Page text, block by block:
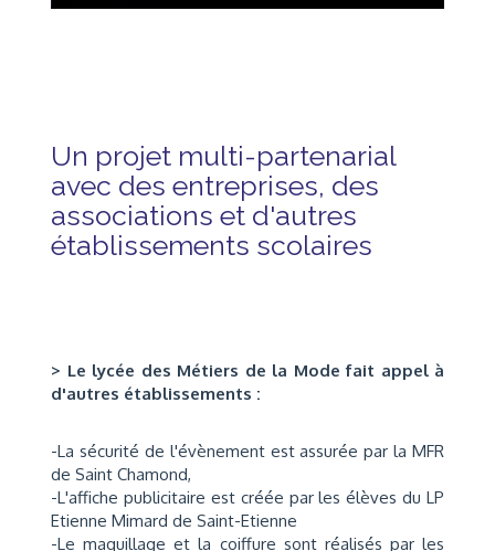
Un projet multi-partenarial
avec des entreprises, des
associations et d'autres
établissements scolaires
> Le lycée des Métiers de la Mode fait appel à
d'autres établissements :
-La sécurité de l'évènement est assurée par la MFR
de Saint Chamond,
-L'affiche publicitaire est créée par les élèves du LP
Etienne Mimard de Saint-Etienne
-Le maquillage et la coiffure sont réalisés par les